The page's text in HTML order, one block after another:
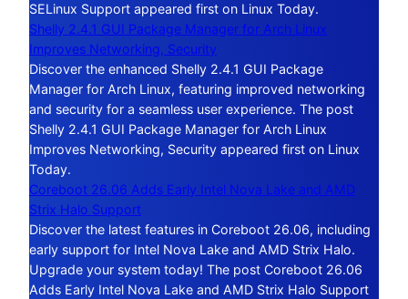
SELinux Support appeared first on Linux Today.
Shelly 2.4.1 GUI Package Manager for Arch Linux
Improves Networking, Security
Discover the enhanced Shelly 2.4.1 GUI Package
Manager for Arch Linux, featuring improved networking
and security for a seamless user experience. The post
Shelly 2.4.1 GUI Package Manager for Arch Linux
Improves Networking, Security appeared first on Linux
Today.
Coreboot 26.06 Adds Early Intel Nova Lake and AMD
Strix Halo Support
Discover the latest features in Coreboot 26.06, including
early support for Intel Nova Lake and AMD Strix Halo.
Upgrade your system today! The post Coreboot 26.06
Adds Early Intel Nova Lake and AMD Strix Halo Support